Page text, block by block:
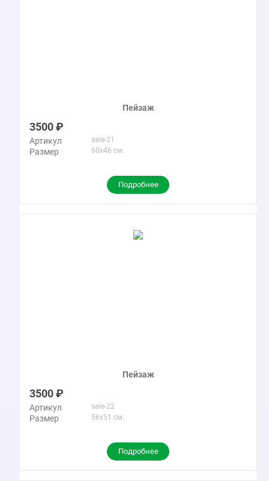
Пейзаж
3500
Артикул sale-21
Размер 60x46 см.
Подробнее
Пейзаж
3500
Артикул sale-22
Размер 56x51 см.
Подробнее